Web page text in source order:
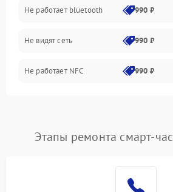
Разговор (микрофон, динамик)
Не работает bluetooth 990 ₽
Не видят сеть 990 ₽
Не работает NFC 990 ₽
Этапы ремонта смарт-